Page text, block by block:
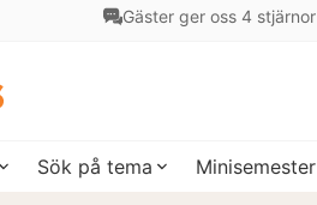
Gäster ger oss 4 stjärnor
Sök på tema Minisemester